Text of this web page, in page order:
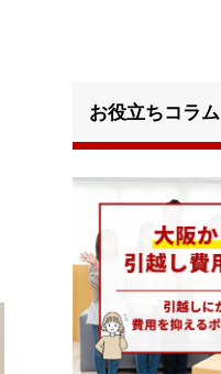
お役立ちコラム